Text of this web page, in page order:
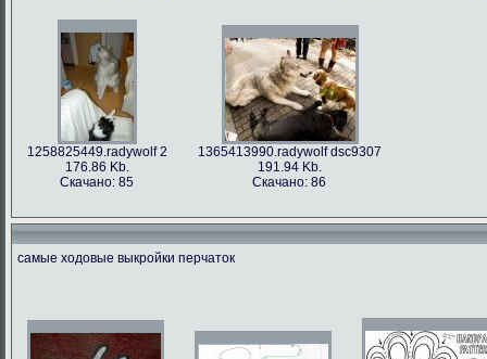
1393372244.radywolf eixin-20
3836.44 Kb.
Скачано: 70
1394357978.radywolf image
82.75 Kb.
Скачано: 70
1258825449.radywolf 2
176.86 Kb.
Скачано: 85
1365413990.radywolf dsc9307
191.94 Kb.
Скачано: 86
самые ходовые выкройки перчаток